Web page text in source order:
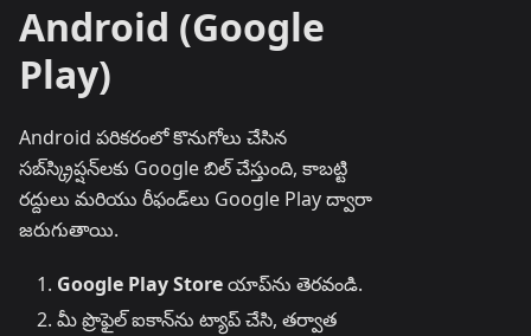
Android (Google
Play)
Android పరికరంలో కొనుగోలు చేసిన
సబ్‌స్క్రిప్షన్‌లకు Google బిల్ చేస్తుంది, కాబట్టి
రద్దులు మరియు రీఫండ్‌లు Google Play ద్వారా
జరుగుతాయి.
Google Play Storeయాప్‌ను తెరవండి.
మీ ప్రొఫైల్ ఐకాన్‌ను ట్యాప్ చేసి, తర్వాత